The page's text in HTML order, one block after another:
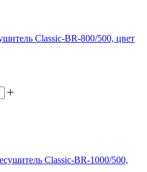
Classic-BR-800/500, цвет